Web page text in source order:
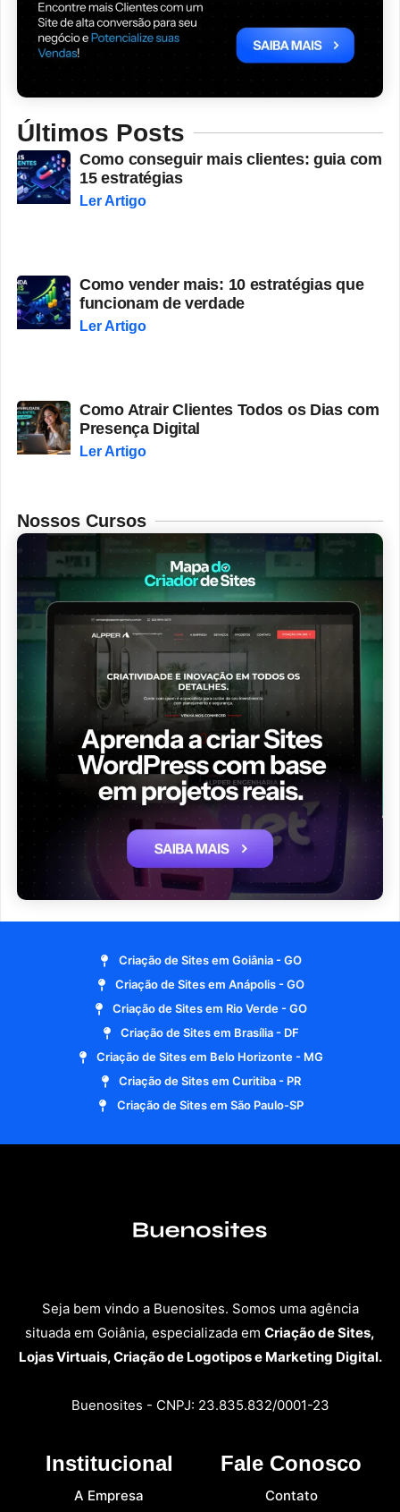
Últimos Posts
Como conseguir mais clientes: guia com
15 estratégias
Ler Artigo
Como vender mais: 10 estratégias que
funcionam de verdade
Ler Artigo
Como Atrair Clientes Todos os Dias com
Presença Digital
Ler Artigo
Nossos Cursos
Criação de Sites em Goiânia - GO
Criação de Sites em Anápolis - GO
Criação de Sites em Rio Verde - GO
Criação de Sites em Brasília - DF
Criação de Sites em Belo Horizonte - MG
Criação de Sites em Curitiba - PR
Criação de Sites em São Paulo-SP
Seja bem vindo a Buenosites. Somos uma agência
situada em Goiânia, especializada em Criação de Sites,
Lojas Virtuais, Criação de Logotipos e Marketing Digital.
Buenosites - CNPJ: 23.835.832/0001-23
Institucional
A Empresa
Fale Conosco
Contato